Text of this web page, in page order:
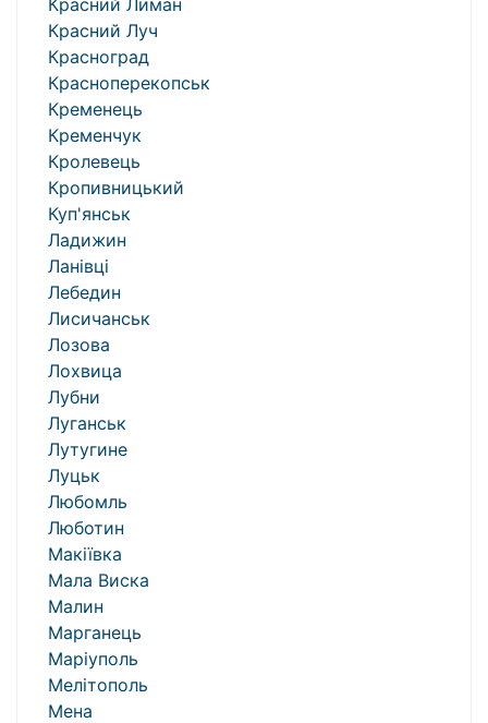
Красний Лиман
Красний Луч
Красноград
Красноперекопськ
Кременець
Кременчук
Кролевець
Кропивницький
Куп'янськ
Ладижин
Ланівці
Лебедин
Лисичанськ
Лозова
Лохвица
Лубни
Луганськ
Лутугине
Луцьк
Любомль
Люботин
Макіївка
Мала Виска
Малин
Марганець
Маріуполь
Мелітополь
Мена